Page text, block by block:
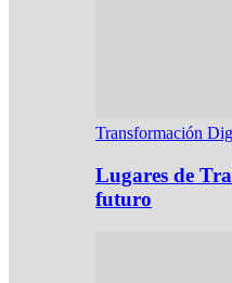
Transformación
Lugares de
futuro